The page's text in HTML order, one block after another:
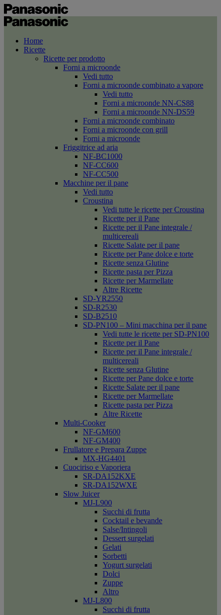
Home
Ricette
Ricette per prodotto
Forni a microonde
Vedi tutto
Forni a microonde combinato a vapore
Vedi tutto
Forni a microonde NN-CS88
Forni a microonde NN-DS59
Forni a microonde combinato
Forni a microonde con grill
Forni a microonde
Friggitrice ad aria
NF-BC1000
NF-CC600
NF-CC500
Macchine per il pane
Vedi tutto
Croustina
Vedi tutte le ricette per Croustina
Ricette per il Pane
Ricette per il Pane integrale /
multicereali
Ricette Salate per il pane
Ricette per Pane dolce e torte
Ricette senza Glutine
Ricette pasta per Pizza
Ricette per Marmellate
Altre Ricette
SD-YR2550
SD-R2530
SD-B2510
SD-PN100 – Mini macchina per il pane
Vedi tutte le ricette per SD-PN100
Ricette per il Pane
Ricette per il Pane integrale /
multicereali
Ricette senza Glutine
Ricette per Pane dolce e torte
Ricette Salate per il pane
Ricette per Marmellate
Ricette pasta per Pizza
Altre Ricette
Multi-Cooker
NF-GM600
NF-GM400
Frullatore e Prepara Zuppe
MX-HG4401
Cuociriso e Vaporiera
SR-DA152KXE
SR-DA152WXE
Slow Juicer
MJ-L900
Succhi di frutta
Cocktail e bevande
Salse/Intingoli
Dessert surgelati
Gelati
Sorbetti
Yogurt surgelati
Dolci
Zuppe
Altro
MJ-L800
Succhi di frutta